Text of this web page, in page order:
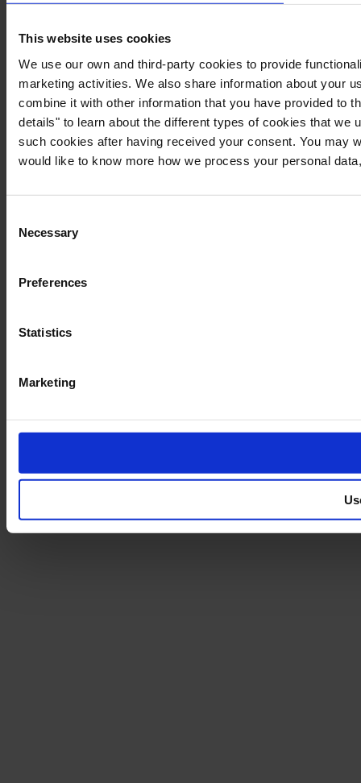
This website uses cookies
We use our own and third-party cookies to provide
marketing activities. We also share information about your
combine it with other information that you have provided to
details" to learn about the different types of cookies that
such cookies after having received your consent. You may
would like to know more how we process your personal
Selection
Necessary
Preferences
Statistics
Marketing